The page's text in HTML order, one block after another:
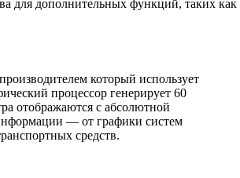
для дополнительных функций, таких
который использует
процессор генерирует 60
отображаются с абсолютной
— от графики систем
средств.